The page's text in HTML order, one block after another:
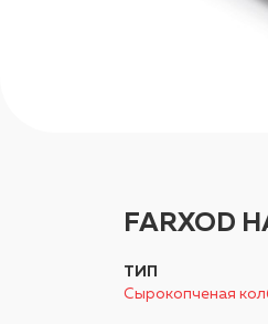
FARXOD
ТИП
Сырокопченая